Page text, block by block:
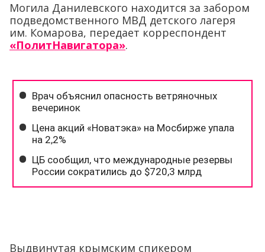
Могила Данилевского находится за забором
подведомственного МВД детского лагеря
им. Комарова, передает корреспондент
«ПолитНавигатора».
Выдвинутая крымским спикером